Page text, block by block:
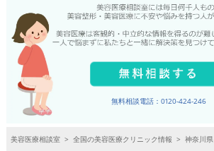
無料相談電話：0120-424-246
美容医療相談室 > 全国の美容医療クリニック情報 > 神奈川県